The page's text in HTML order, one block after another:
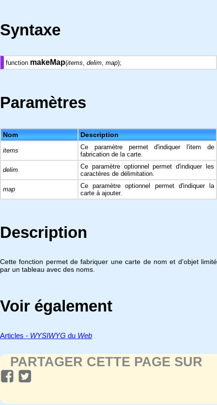
Syntaxe
function makeMap(items, delim, map);
Paramètres
Nom Description
items
Ce paramètre permet d'indiquer l'item de
fabrication de la carte.
delim
Ce paramètre optionnel permet d'indiquer les
caractères de délimitation.
map
Ce paramètre optionnel permet d'indiquer la
carte à ajouter.
Description
Cette fonction permet de fabriquer une carte de nom et d'objet limité
par un tableau avec des noms.
Voir également
Articles - WYSIWYG du Web
PARTAGER CETTE PAGE SUR